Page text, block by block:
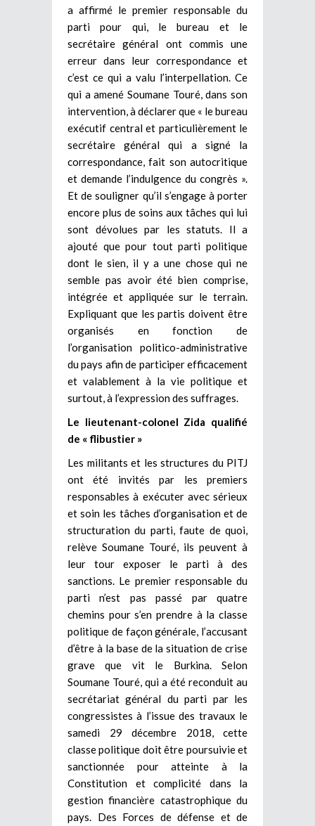
a affirmé le premier responsable du
parti pour qui, le bureau et le
secrétaire général ont commis une
erreur dans leur correspondance et
c’est ce qui a valu l’interpellation. Ce
qui a amené Soumane Touré, dans son
intervention, à déclarer que « le bureau
exécutif central et particulièrement le
secrétaire général qui a signé la
correspondance, fait son autocritique
et demande l’indulgence du congrès ».
Et de souligner qu’il s’engage à porter
encore plus de soins aux tâches qui lui
sont dévolues par les statuts. Il a
ajouté que pour tout parti politique
dont le sien, il y a une chose qui ne
semble pas avoir été bien comprise,
intégrée et appliquée sur le terrain.
Expliquant que les partis doivent être
organisés en fonction de
l’organisation politico-administrative
du pays afin de participer efficacement
et valablement à la vie politique et
surtout, à l’expression des suffrages.
Le lieutenant-colonel Zida qualifié
de « flibustier »
Les militants et les structures du PITJ
ont été invités par les premiers
responsables à exécuter avec sérieux
et soin les tâches d’organisation et de
structuration du parti, faute de quoi,
relève Soumane Touré, ils peuvent à
leur tour exposer le parti à des
sanctions. Le premier responsable du
parti n’est pas passé par quatre
chemins pour s’en prendre à la classe
politique de façon générale, l’accusant
d’être à la base de la situation de crise
grave que vit le Burkina. Selon
Soumane Touré, qui a été reconduit au
secrétariat général du parti par les
congressistes à l’issue des travaux le
samedi 29 décembre 2018, cette
classe politique doit être poursuivie et
sanctionnée pour atteinte à la
Constitution et complicité dans la
gestion financière catastrophique du
pays. Des Forces de défense et de